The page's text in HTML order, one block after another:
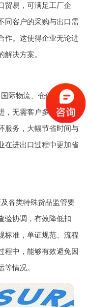
贸易，可满足工厂企
同客户的采购与出口需
作。这使得企业无论进
决方案。
际物流、仓储配送、单
无需客户多方对接第
服务，大幅节省时间与
在进出口过程中更加省
各类特殊货品监管要
验协调，有效降低扣
标准，单证规范、流程
程中，能够有效避免因
情况。